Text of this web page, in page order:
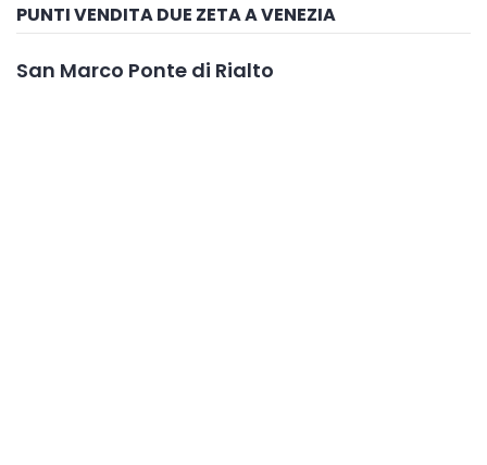
PUNTI VENDITA DUE ZETA A VENEZIA
San Marco Ponte di Rialto